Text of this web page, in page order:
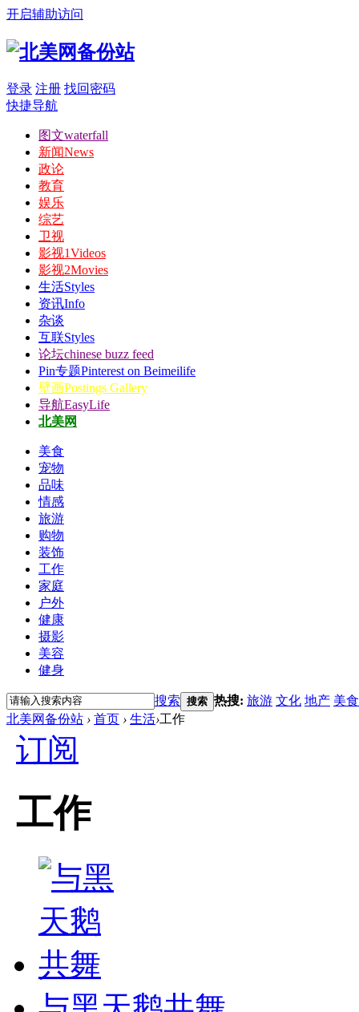
开启辅助访问
登录 注册 找回密码
快捷导航
图文waterfall
新闻News
政论
教育
娱乐
综艺
卫视
影视1Videos
影视2Movies
生活Styles
资讯Info
杂谈
互联Styles
论坛chinese buzz feed
Pin专题Pinterest on Beimeilife
壁画Postings Gallery
导航EasyLife
北美网
美食
宠物
品味
情感
旅游
购物
装饰
工作
家庭
户外
健康
摄影
美容
健身
搜索 搜索 热搜: 旅游 文化 地产 美食
北美网备份站 › 首页 › 生活›工作
订阅
工作